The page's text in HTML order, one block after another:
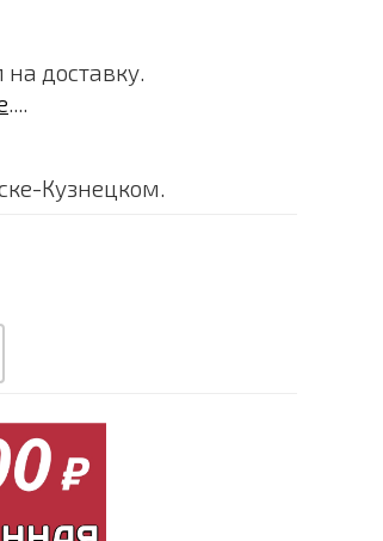
доставку.
....
Кузнецком.